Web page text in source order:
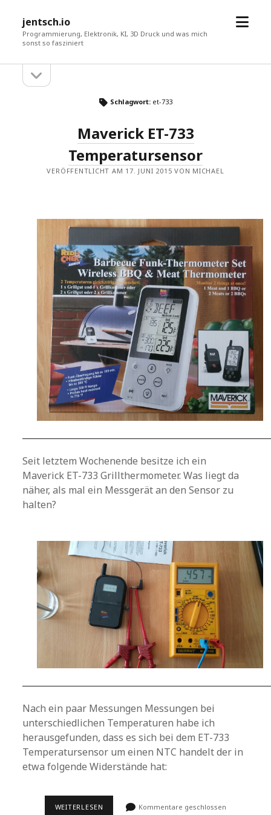
jentsch.io
Programmierung, Elektronik, KI, 3D Druck und was mich
sonst so fasziniert
Menü
Sidebaröffnen
Schlagwort: et-733
Maverick ET-733
Temperatursensor
VERÖFFENTLICHT AM 17. JUNI 2015 VON MICHAEL
Seit letztem Wochenende besitze ich ein
Maverick ET-733 Grillthermometer. Was liegt da
näher, als mal ein Messgerät an den Sensor zu
halten?
Nach ein paar Messungen Messungen bei
unterschiedlichen Temperaturen habe ich
herausgefunden, dass es sich bei dem ET-733
Temperatursensor um einen NTC handelt der in
etwa folgende Widerstände hat:
WEITERLESEN MAVERICKKommentare geschlossen